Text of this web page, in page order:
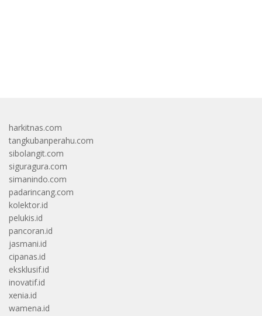
harkitnas.com
tangkubanperahu.com
sibolangit.com
siguragura.com
simanindo.com
padarincang.com
kolektor.id
pelukis.id
pancoran.id
jasmani.id
cipanas.id
eksklusif.id
inovatif.id
xenia.id
wamena.id